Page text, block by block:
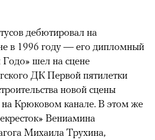
дебютировал на
в 1996 году — его дипломный
шел на сцене
ДК Первой пятилетки
новой сцены
Крюковом канале. В этом же
Вениамина
Михаила Трухина,